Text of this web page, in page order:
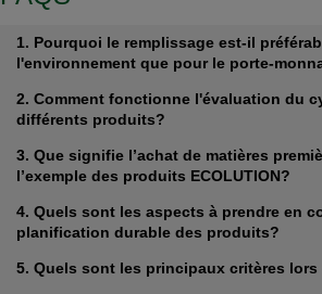
1. Pourquoi le remplissage est-il
l'environnement que pour le porte-
2. Comment fonctionne l'évaluation du
différents produits?
3. Que signifie l’achat de matières
l’exemple des produits ECOLUTION?
4. Quels sont les aspects à prendre en
planification durable des produits?
5. Quels sont les principaux critères